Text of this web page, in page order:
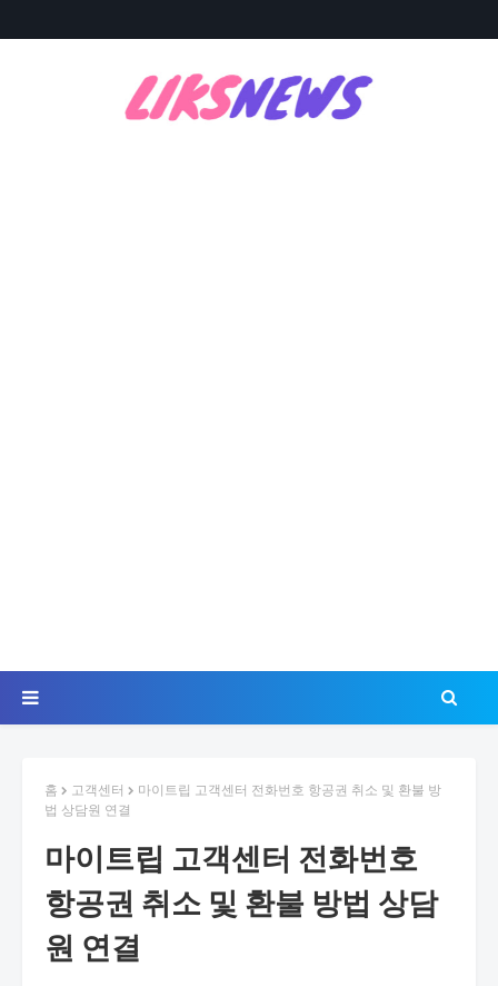
홈 고객센터
마이트립 고객센터 전화번호 항공권 취소 및 환불 방
법 상담원 연결
마이트립 고객센터 전화번호
항공권 취소 및 환불 방법 상담
원 연결